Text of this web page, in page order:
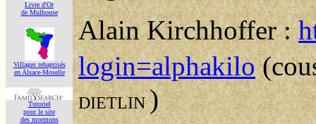
Livre d'Or
de Mulhouse
Villages rebaptisés
en Alsace-Moselle
Tutoriel
pour le site
des mormons